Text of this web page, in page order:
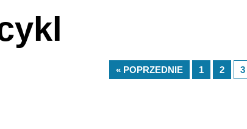
« POPRZEDNIE 1 2 3